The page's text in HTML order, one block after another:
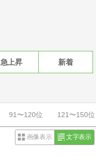
急上昇 新着
91〜120位 121〜150位
画像表示 文字表示